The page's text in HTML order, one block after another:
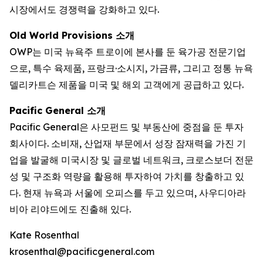
시장에서도 경쟁력을 강화하고 있다.
Old World Provisions 소개
OWP는 미국 뉴욕주 트로이에 본사를 둔 육가공 전문기업
으로, 특수 육제품, 프랑크·소시지, 가금류, 그리고 정통 뉴욕
델리카트슨 제품을 미국 및 해외 고객에게 공급하고 있다.
Pacific General 소개
Pacific General은 사모펀드 및 부동산에 중점을 둔 투자
회사이다. 소비재, 산업재 부문에서 성장 잠재력을 가진 기
업을 발굴해 미국시장 및 글로벌 네트워크, 크로스보더 전문
성 및 구조화 역량을 활용해 투자하여 가치를 창출하고 있
다. 현재 뉴욕과 서울에 오피스를 두고 있으며, 사우디아라
비아 리야드에도 진출해 있다.
Kate Rosenthal
krosenthal@pacificgeneral.com